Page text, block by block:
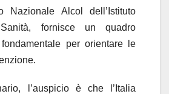
Nazionale Alcol dell’Istituto
fornisce un quadro
per orientare le
l’auspicio è che l’Italia